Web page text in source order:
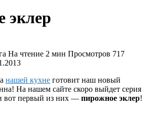
эклер
На чтение 2 мин Просмотров 717
нашей кухне готовит наш новый
На нашем сайте скоро выйдет серия
вот первый из них — пирожное эклер!